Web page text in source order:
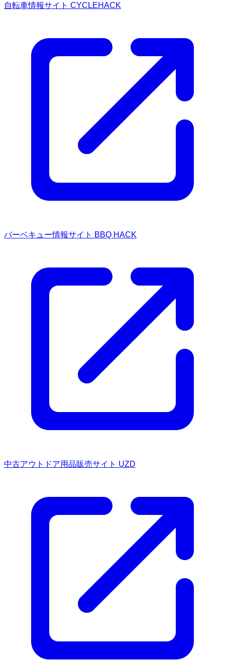
自転車情報サイト CYCLEHACK
バーベキュー情報サイト BBQ HACK
中古アウトドア用品販売サイト UZD